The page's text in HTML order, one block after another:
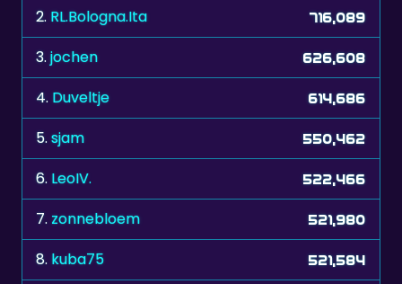
2. RL.Bologna.Ita 716,089
3.jochen 626,608
4. Duveltje 614,686
5.sjam 550,462
6. LeoIV. 522,466
7.zonnebloem 521,980
8. kuba75 521,584